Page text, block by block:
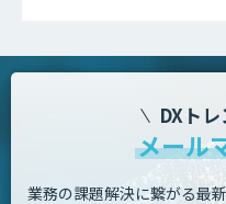
DXト
メール
業務の課題解決に繋がる最